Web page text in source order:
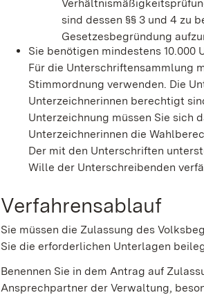
sind dessen §§ 3 und 4 zu
Gesetzesbegründung
Sie benötigen mindestens
Für die Unterschriftensammlung
Stimmordnung verwenden. Die
Unterzeichnerinnen berechtigt
Unterzeichnung müssen Sie sich
Unterzeichnerinnen die
Der mit den Unterschriften
Wille der Unterschreibenden
Verfahrensablauf
Sie müssen die Zulassung des
Sie die erforderlichen Unterlagen
Benennen Sie in dem Antrag auf
Ansprechpartner der Verwaltung,